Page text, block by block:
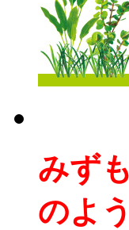
みず
のよ